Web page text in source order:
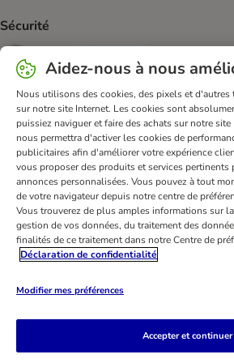
Sécurité
Security Security
FAQ & Contact
Conditions Générales de
Mentions légales
Sécurité et confidentialité
Dispositions sur l’élimination des déchets
Frais et délai de livraison
Modes de
Renoncer au contrat ici
Programme de
Déclaration d'accessibilité
bitiba GmbH2026
Aidez-nous à nous
Nous utilisons des cookies, des pixels et d'autres
sur notre site Internet. Les cookies sont
puissiez naviguer et faire des achats sur notre
nous permettra d'activer les cookies de
publicitaires afin d'améliorer votre expérience
vous proposer des produits et services pertinents
annonces personnalisées. Vous pouvez à tout
de votre navigateur depuis notre centre de
Vous trouverez de plus amples informations sur
gestion de vos données, du traitement des
finalités de ce traitement dans notre Centre de
Déclaration de confidentialité
Modifier mes préférences
Accepter et continuer